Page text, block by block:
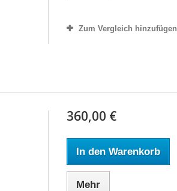
Zum Vergleich hinzufügen
360,00 €
In den Warenkorb
Mehr